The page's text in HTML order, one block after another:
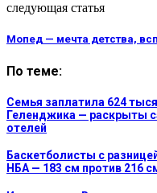
следующая статья
Мопед — мечта детства,
По теме:
Семья заплатила 624
Геленджика — раскрыты
отелей
Баскетболисты с
НБА — 183 см против 216